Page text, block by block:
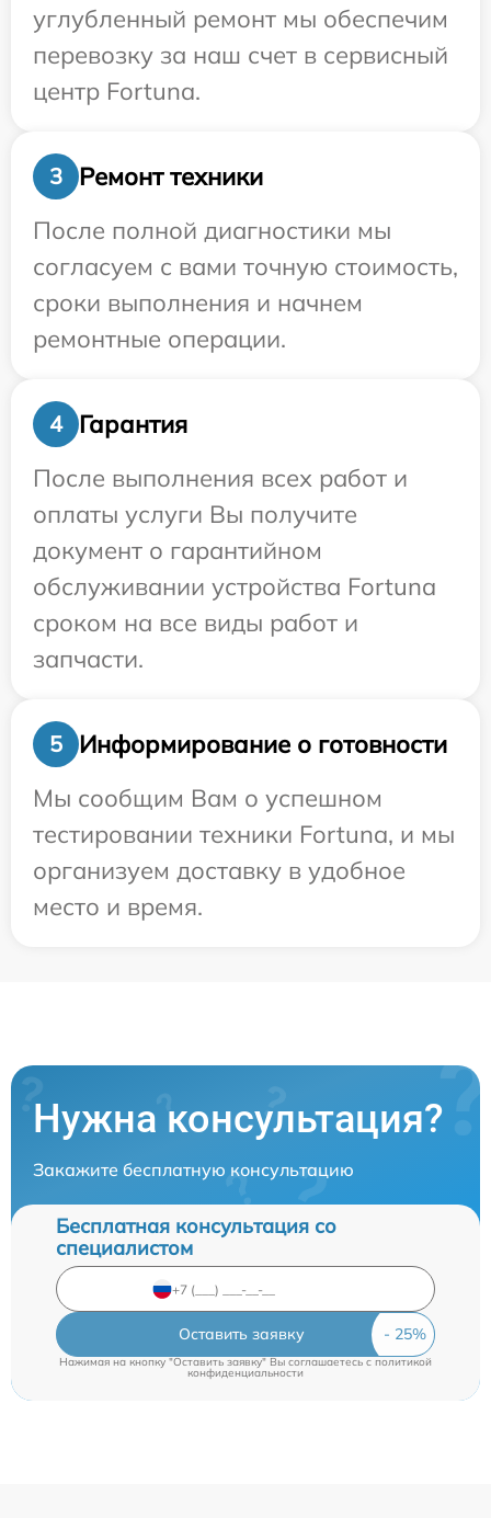
углубленный ремонт мы обеспечим
перевозку за наш счет в сервисный
центр Fortuna.
3
Ремонт техники
После полной диагностики мы
согласуем с вами точную стоимость,
сроки выполнения и начнем
ремонтные операции.
4
Гарантия
После выполнения всех работ и
оплаты услуги Вы получите
документ о гарантийном
обслуживании устройства Fortuna
сроком на все виды работ и
запчасти.
5
Информирование о готовности
Мы сообщим Вам о успешном
тестировании техники Fortuna, и мы
организуем доставку в удобное
место и время.
Нужна консультация?
Закажите бесплатную консультацию
Бесплатная консультация со
специалистом
Оставить заявку
Нажимая на кнопку "Оставить заявку" Вы соглашаетесь cполитикой
конфиденциальности